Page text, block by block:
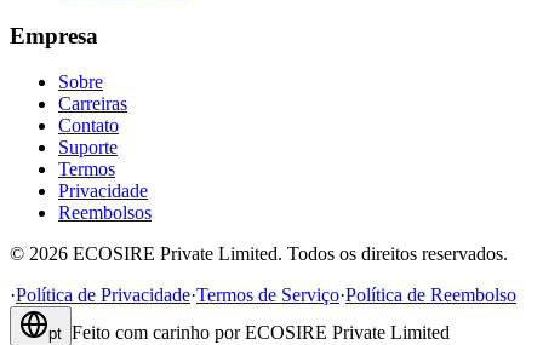
Empresa
Sobre
Carreiras
Contato
Suporte
Termos
Privacidade
Reembolsos
© 2026 ECOSIRE Private Limited. Todos os direitos reservados.
·Política de Privacidade·Termos de Serviço·Política de Reembolso
pt Feito com carinho por ECOSIRE Private Limited